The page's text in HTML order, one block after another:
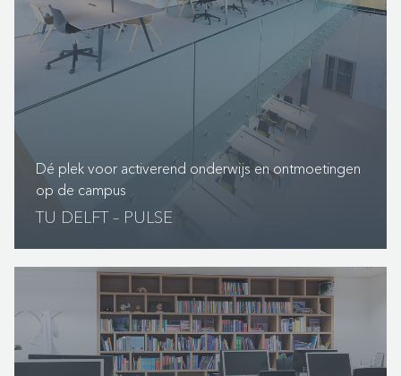
Dé plek voor activerend onderwijs en ontmoetingen
op de campus
TU DELFT – PULSE